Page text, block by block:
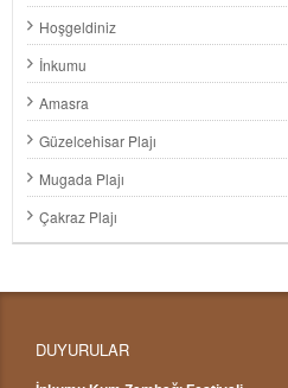
Hoşgeldiniz
İnkumu
Amasra
Güzelcehisar Plajı
Mugada Plajı
Çakraz Plajı
DUYURULAR